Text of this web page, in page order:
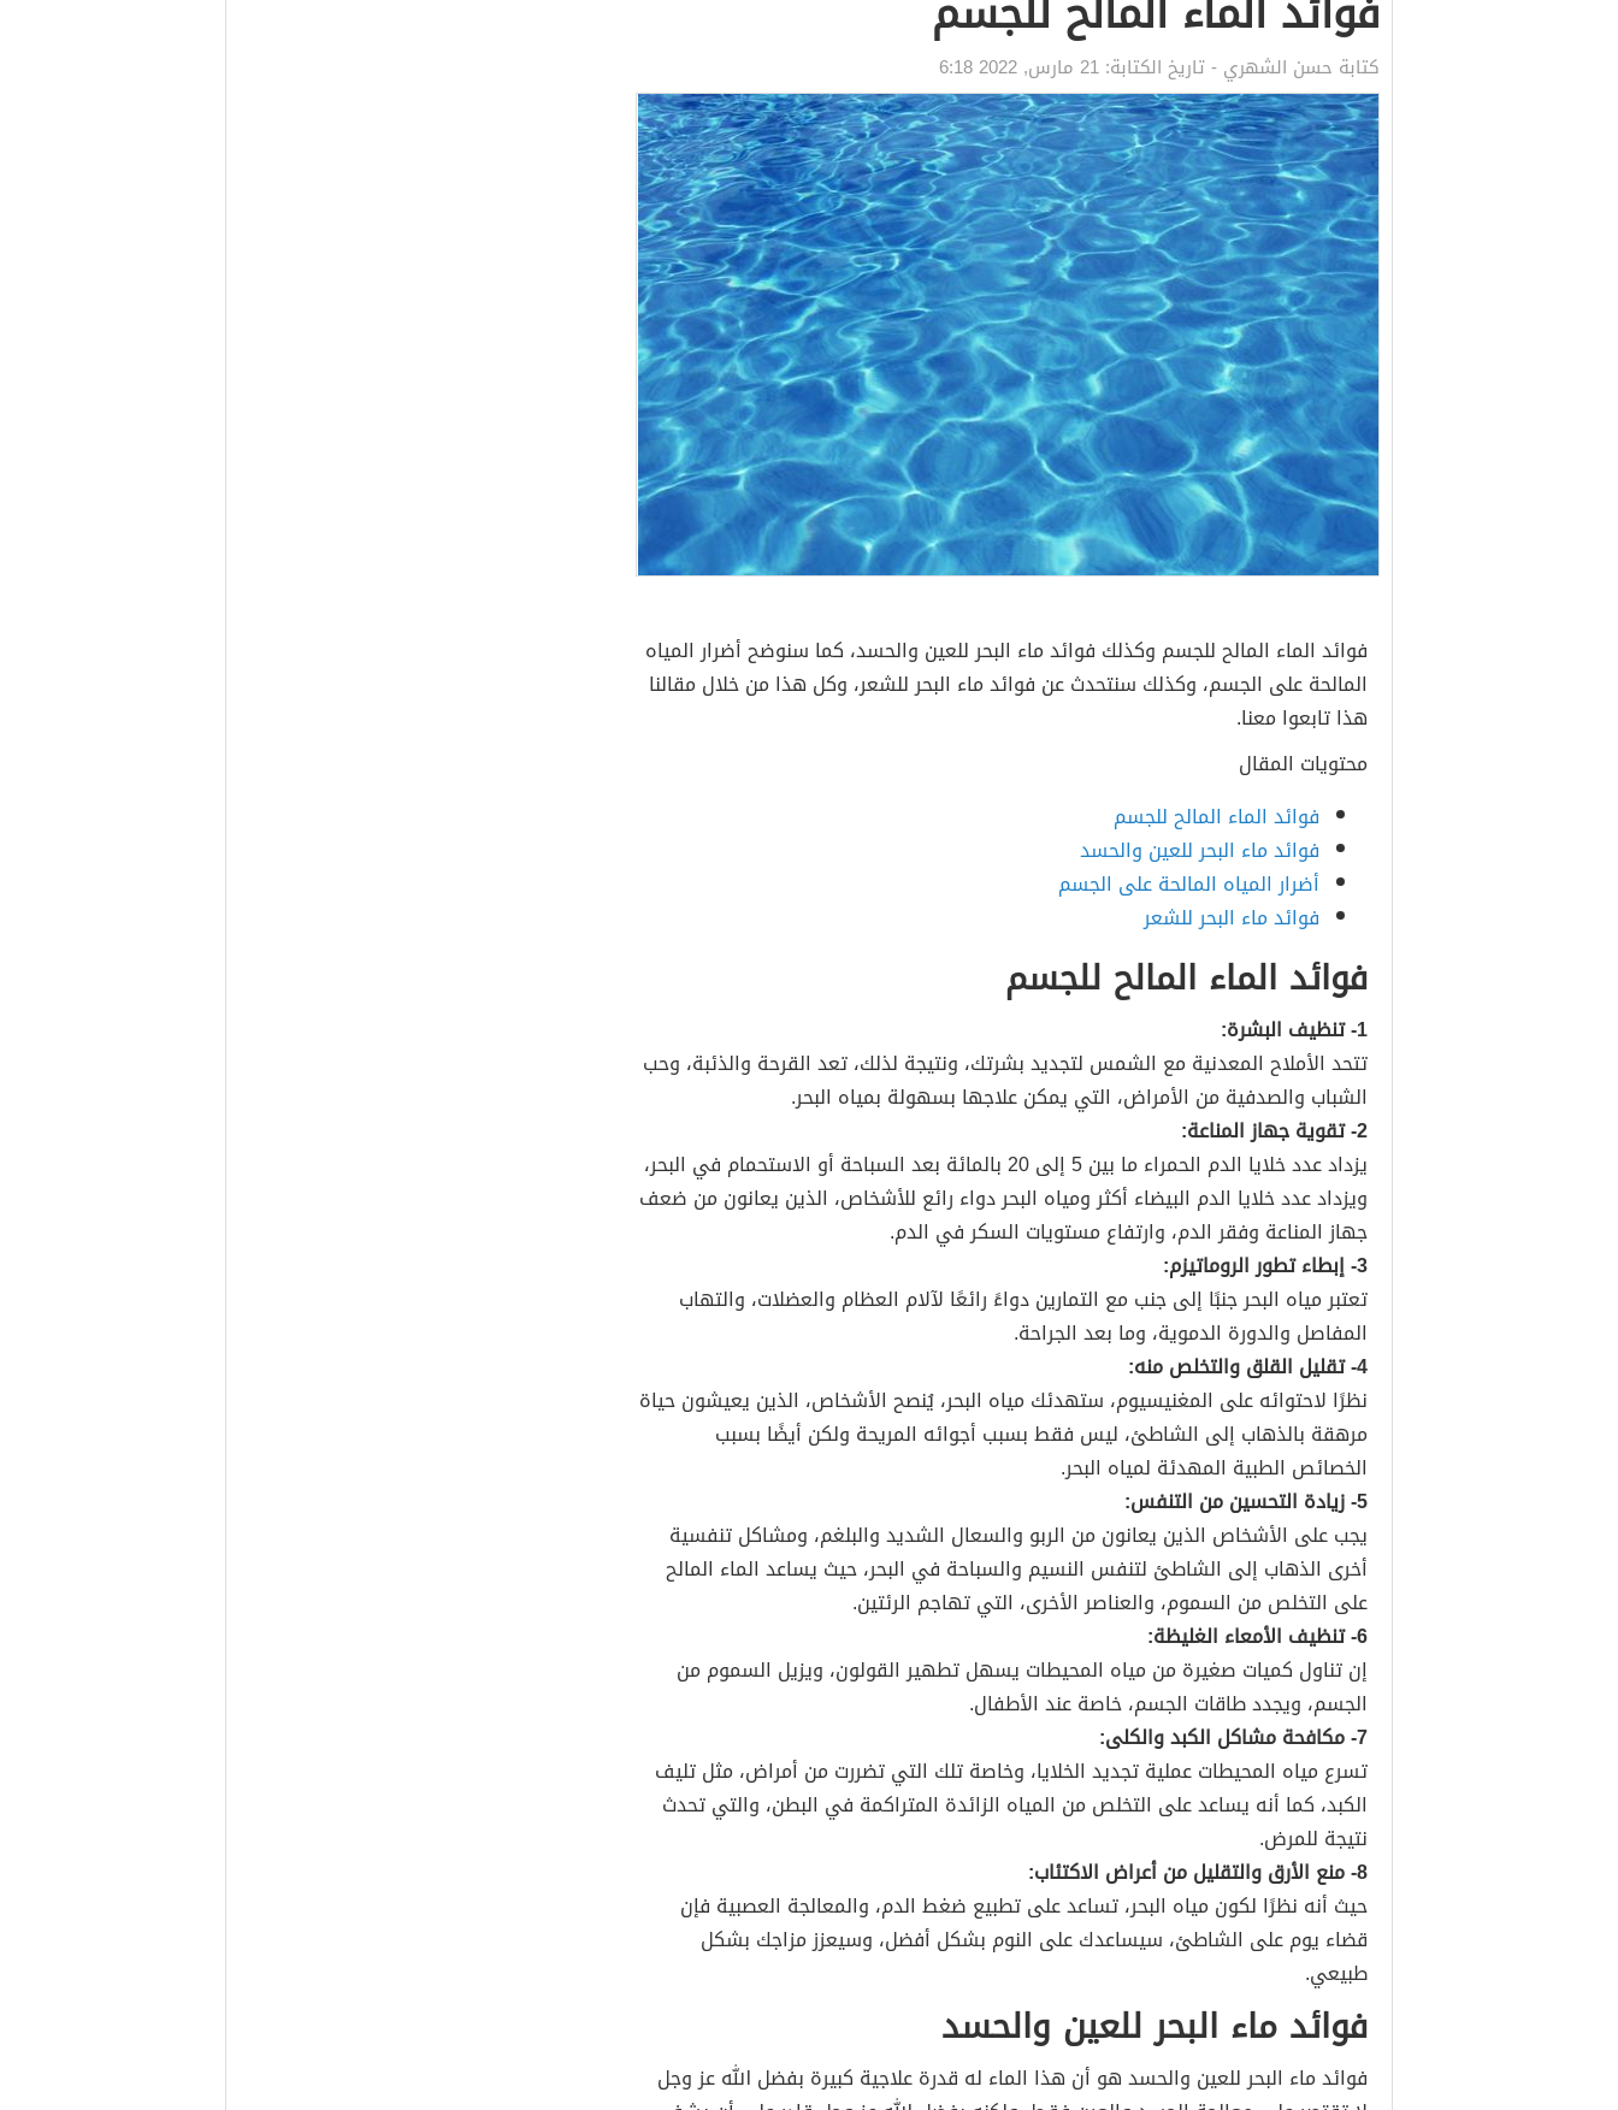
كتابة حسن الشهري - تاريخ الكتابة: 21 مارس, 2022 6:18
فوائد الماء المالح للجسم وكذلك فوائد ماء البحر للعين والحسد، كما سنوضح أضرار المياه
المالحة على الجسم، وكذلك سنتحدث عن فوائد ماء البحر للشعر، وكل هذا من خلال مقالنا
هذا تابعوا معنا.
محتويات المقال
فوائد الماء المالح للجسم
فوائد ماء البحر للعين والحسد
أضرار المياه المالحة على الجسم
فوائد ماء البحر للشعر
فوائد الماء المالح للجسم
1- تنظيف البشرة:
تتحد الأملاح المعدنية مع الشمس لتجديد بشرتك، ونتيجة لذلك، تعد القرحة والذئبة، وحب
الشباب والصدفية من الأمراض، التي يمكن علاجها بسهولة بمياه البحر.
2- تقوية جهاز المناعة:
يزداد عدد خلايا الدم الحمراء ما بين 5 إلى 20 بالمائة بعد السباحة أو الاستحمام في البحر،
ويزداد عدد خلايا الدم البيضاء أكثر ومياه البحر دواء رائع للأشخاص، الذين يعانون من ضعف
جهاز المناعة وفقر الدم، وارتفاع مستويات السكر في الدم.
3- إبطاء تطور الروماتيزم:
تعتبر مياه البحر جنبًا إلى جنب مع التمارين دواءً رائعًا لآلام العظام والعضلات، والتهاب
المفاصل والدورة الدموية، وما بعد الجراحة.
4- تقليل القلق والتخلص منه:
نظرًا لاحتوائه على المغنيسيوم، ستهدئك مياه البحر، يُنصح الأشخاص، الذين يعيشون حياة
مرهقة بالذهاب إلى الشاطئ، ليس فقط بسبب أجوائه المريحة ولكن أيضًا بسبب
الخصائص الطبية المهدئة لمياه البحر.
5- زيادة التحسين من التنفس:
يجب على الأشخاص الذين يعانون من الربو والسعال الشديد والبلغم، ومشاكل تنفسية
أخرى الذهاب إلى الشاطئ لتنفس النسيم والسباحة في البحر، حيث يساعد الماء المالح
على التخلص من السموم، والعناصر الأخرى، التي تهاجم الرئتين.
6- تنظيف الأمعاء الغليظة:
إن تناول كميات صغيرة من مياه المحيطات يسهل تطهير القولون، ويزيل السموم من
الجسم، ويجدد طاقات الجسم، خاصة عند الأطفال.
7- مكافحة مشاكل الكبد والكلى:
تسرع مياه المحيطات عملية تجديد الخلايا، وخاصة تلك التي تضررت من أمراض، مثل تليف
الكبد، كما أنه يساعد على التخلص من المياه الزائدة المتراكمة في البطن، والتي تحدث
نتيجة للمرض.
8- منع الأرق والتقليل من أعراض الاكتئاب:
حيث أنه نظرًا لكون مياه البحر، تساعد على تطبيع ضغط الدم، والمعالجة العصبية فإن
قضاء يوم على الشاطئ، سيساعدك على النوم بشكل أفضل، وسيعزز مزاجك بشكل
طبيعي.
فوائد ماء البحر للعين والحسد
فوائد ماء البحر للعين والحسد هو أن هذا الماء له قدرة علاجية كبيرة بفضل الله عز وجل